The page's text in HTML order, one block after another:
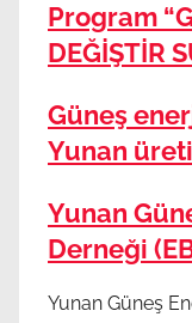
Program
DEĞİŞTİR
Güneş
Yunan
Yunan
Derneği
Yunan Güneş